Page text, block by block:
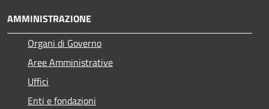
AMMINISTRAZIONE
Organi di Governo
Aree Amministrative
Uffici
Enti e fondazioni